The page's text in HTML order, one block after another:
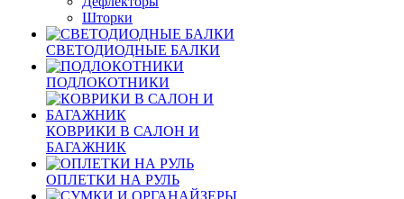
Шторки
СВЕТОДИОДНЫЕ БАЛКИ
ПОДЛОКОТНИКИ
КОВРИКИ В САЛОН И
БАГАЖНИК
ОПЛЕТКИ НА РУЛЬ